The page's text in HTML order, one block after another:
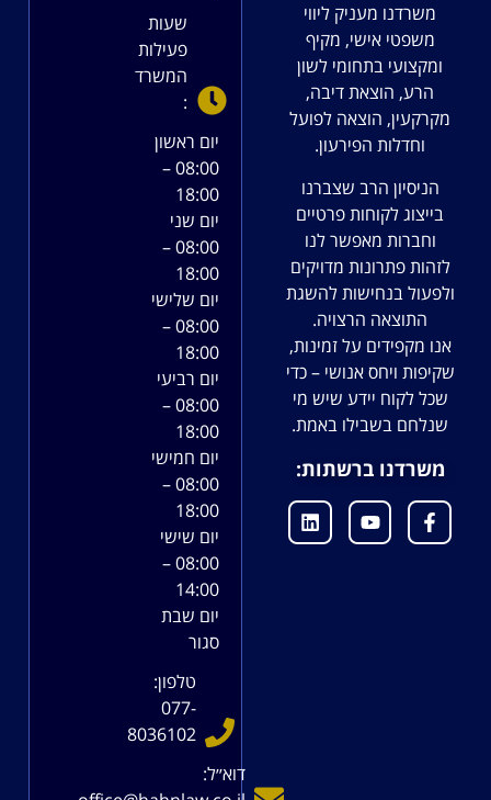
משרדנו מעניק ליווי
משפטי אישי, מקיף
ומקצועי בתחומי לשון
הרע, הוצאת דיבה,
מקרקעין, הוצאה לפועל
וחדלות הפירעון.
הניסיון הרב שצברנו
בייצוג לקוחות פרטיים
וחברות מאפשר לנו
לזהות פתרונות מדויקים
ולפעול בנחישות להשגת
התוצאה הרצויה.
אנו מקפידים על זמינות,
שקיפות ויחס אנושי – כדי
שכל לקוח יידע שיש מי
שנלחם בשבילו באמת.
משרדנו ברשתות:
שעות
פעילות
המשרד
:
יום ראשון
08:00 –
18:00
יום שני
08:00 –
18:00
יום שלישי
08:00 –
18:00
יום רביעי
08:00 –
18:00
יום חמישי
08:00 –
18:00
יום שישי
08:00 –
14:00
יום שבת
סגור
טלפון:
077-
8036102
דוא׳׳ל: